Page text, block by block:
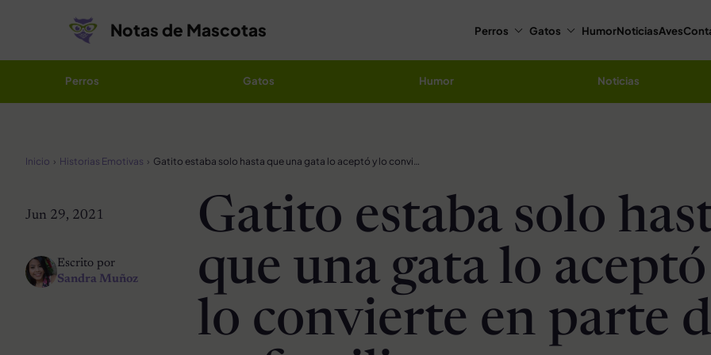
Notas de Mascotas Perros Gatos HumorNoticiasAves
Perros Gatos Humor Noticias
Inicio Historias Emotivas Gatito estaba solo hasta que una gata lo aceptó y lo convierte en parte de su familia
Jun 29, 2021
Escrito por
Sandra Muñoz
Gatito estaba solo
que una gata lo
lo convierte en parte